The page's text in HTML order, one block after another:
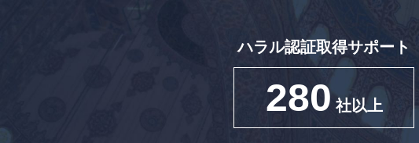
ハラル認証取得サポート
280 社以上